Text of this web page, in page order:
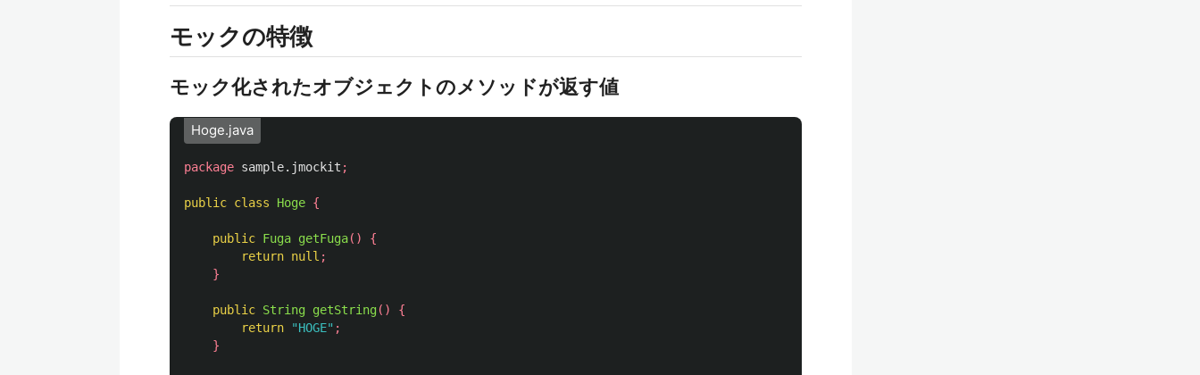
モックの特徴
モック化されたオブジェクトのメソッドが返す値
Hoge.java
package sample.jmockit ;
public class Hoge {
public Fuga getFuga()
{
return null ;
}
public String getString()
{
return
"HOGE" ;
}